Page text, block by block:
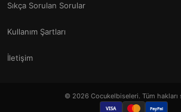
Sıkça Sorulan Sorular
Kullanım Şartları
İletişim
© 2026 Cocukelbiseleri. Tüm hakları
VISA PayPal